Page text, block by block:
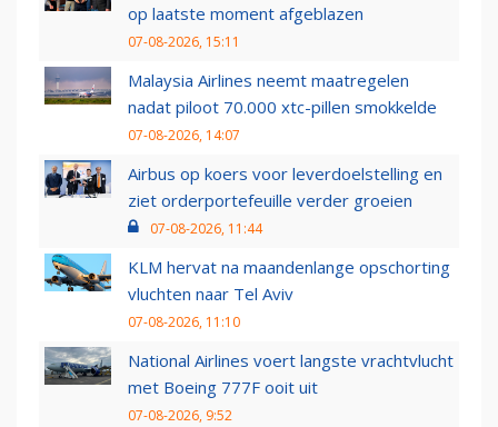
op laatste moment afgeblazen
07-08-2026, 15:11
Malaysia Airlines neemt maatregelen
nadat piloot 70.000 xtc-pillen smokkelde
07-08-2026, 14:07
Airbus op koers voor leverdoelstelling en
ziet orderportefeuille verder groeien
07-08-2026, 11:44
KLM hervat na maandenlange opschorting
vluchten naar Tel Aviv
07-08-2026, 11:10
National Airlines voert langste vrachtvlucht
met Boeing 777F ooit uit
07-08-2026, 9:52